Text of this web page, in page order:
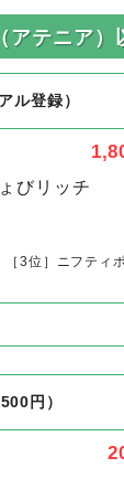
アテニア
ル登録）
びリッチ
［3位］ニフティ